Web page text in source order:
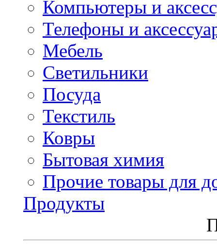
Компьютеры и
Телефоны и
Мебель
Светильники
Посуда
Текстиль
Ковры
Бытовая химия
Прочие товары для
Продукты